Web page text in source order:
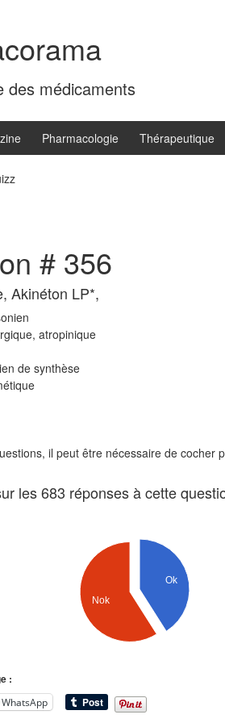
des médicaments
Pharmacologie Thérapeutique
# 356
Akinéton LP*,
atropinique
de synthèse
il peut être nécessaire de cocher
les 683 réponses à cette
Ok
Nok
:
WhatsApp